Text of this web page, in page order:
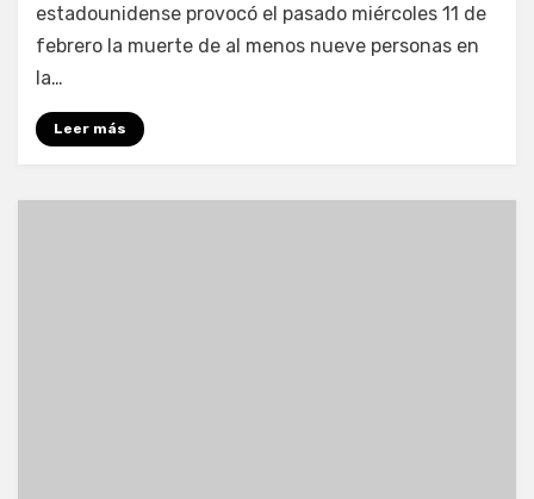
estadounidense provocó el pasado miércoles 11 de
febrero la muerte de al menos nueve personas en
la…
Leer más